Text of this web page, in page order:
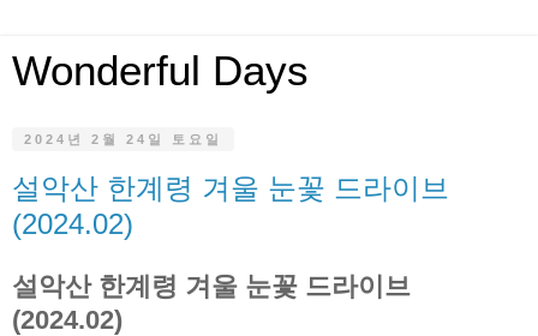
Wonderful Days
2024년 2월 24일 토요일
설악산 한계령 겨울 눈꽃 드라이브
(2024.02)
설악산 한계령 겨울 눈꽃 드라이브
(2024.02)